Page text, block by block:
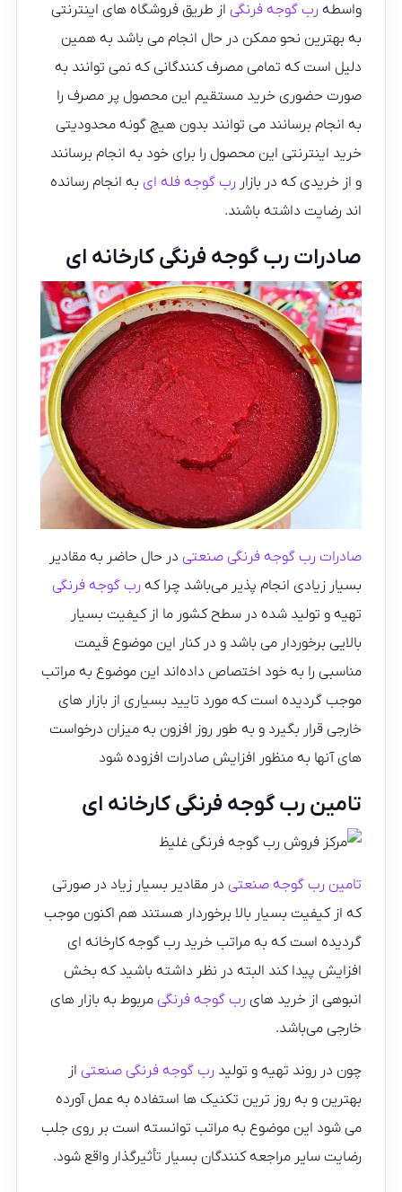
واسطه رب گوجه فرنگی از طریق فروشگاه های اینترنتی
به بهترین نحو ممکن در حال انجام می باشد به همین
دلیل است که تمامی مصرف کنندگانی که نمی توانند به
صورت حضوری خرید مستقیم این محصول پر مصرف را
به انجام برسانند می توانند بدون هیچ گونه محدودیتی
خرید اینترنتی این محصول را برای خود به انجام برسانند
و از خریدی که در بازار رب گوجه فله ای به انجام رسانده
اند رضایت داشته باشند.
صادرات رب گوجه فرنگی کارخانه ای
صادرات رب گوجه فرنگی صنعتی در حال حاضر به مقادیر
بسیار زیادی انجام پذیر می‌باشد چرا که رب گوجه فرنگی
تهیه و تولید شده در سطح کشور ما از کیفیت بسیار
بالایی برخوردار می باشد و در کنار این موضوع قیمت
مناسبی را به خود اختصاص داده‌اند این موضوع به مراتب
موجب گردیده است که مورد تایید بسیاری از بازار های
خارجی قرار بگیرد و به طور روز افزون به میزان درخواست‌
های آنها به منظور افزایش صادرات افزوده شود
تامین رب گوجه فرنگی کارخانه ای
تامین رب گوجه صنعتی در مقادیر بسیار زیاد در صورتی
که از کیفیت بسیار بالا برخوردار هستند هم اکنون موجب
گردیده است که به مراتب خرید رب گوجه کارخانه ای
افزایش پیدا کند البته در نظر داشته باشید که بخش
انبوهی از خرید های رب گوجه فرنگی مربوط به بازار های
خارجی می‌باشد.
چون در روند تهیه و تولید رب گوجه فرنگی صنعتی از
بهترین و به روز ترین تکنیک ها استفاده به عمل آورده
می‌ شود این موضوع به مراتب توانسته است بر روی جلب
رضایت سایر مراجعه‌ کنندگان بسیار تأثیرگذار واقع شود.